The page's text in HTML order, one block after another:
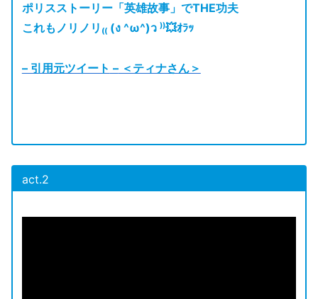
ポリスストーリー「英雄故事」でTHE功夫
これもノリノリ₍₍ (ง ^ω^)ว ⁾⁾💥ｵﾗｯ
– 引用元ツイート –＜ティナさん＞
act.2